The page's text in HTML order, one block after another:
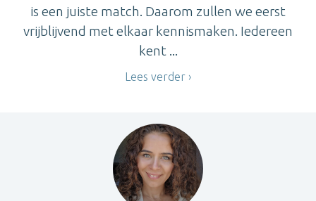
is een juiste match. Daarom zullen we eerst
vrijblijvend met elkaar kennismaken. Iedereen
kent ...
Lees verder